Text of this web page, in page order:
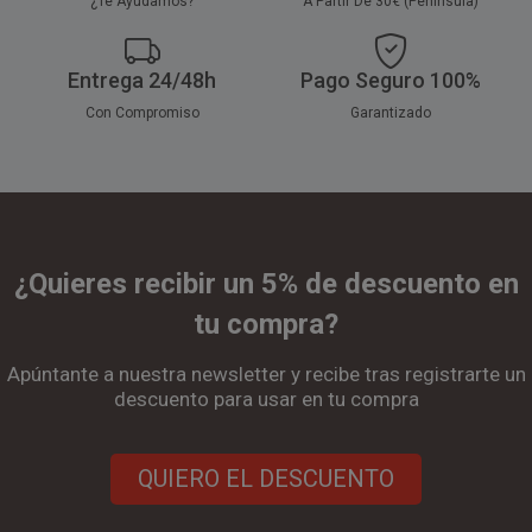
Entrega 24/48h
Con Compromiso
Pago Seguro 100%
Garantizado
¿Quieres recibir un 5% de descuento en
tu compra?
Apúntante a nuestra newsletter y recibe tras registrarte un
descuento para usar en tu compra
QUIERO EL DESCUENTO